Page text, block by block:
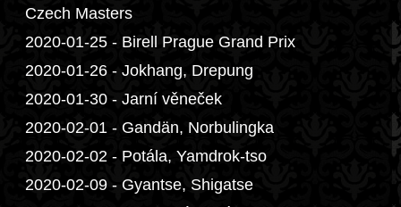
Czech Masters
2020-01-25 - Birell Prague Grand Prix
2020-01-26 - Jokhang, Drepung
2020-01-30 - Jarní věneček
2020-02-01 - Gandän, Norbulingka
2020-02-02 - Potála, Yamdrok-tso
2020-02-09 - Gyantse, Shigatse